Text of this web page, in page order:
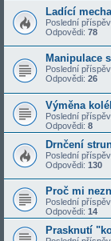
Ladící
Poslední
Odpovědi: 78
Manipulace
Poslední
Odpovědi: 26
Výměna
Poslední
Odpovědi: 8
Drnčení
Poslední
Odpovědi: 130
Proč mi
Poslední
Odpovědi: 14
Prasknutí